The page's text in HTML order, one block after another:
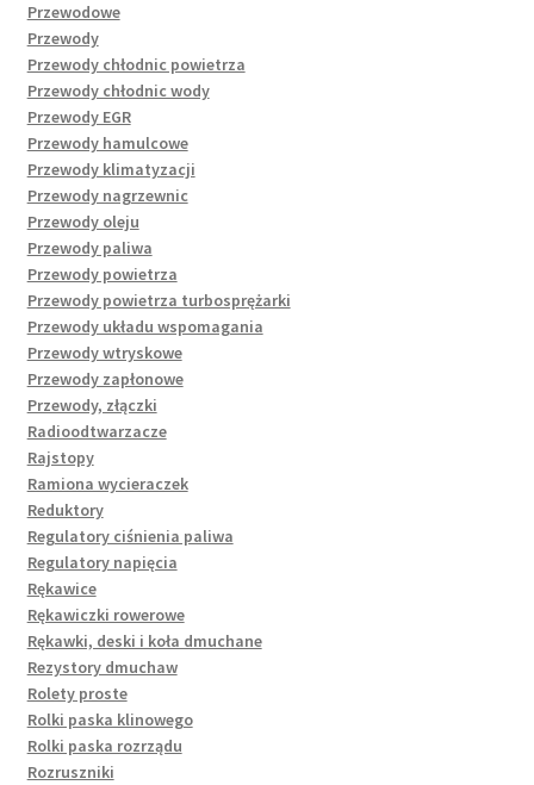
Przewodowe
Przewody
Przewody chłodnic powietrza
Przewody chłodnic wody
Przewody EGR
Przewody hamulcowe
Przewody klimatyzacji
Przewody nagrzewnic
Przewody oleju
Przewody paliwa
Przewody powietrza
Przewody powietrza turbosprężarki
Przewody układu wspomagania
Przewody wtryskowe
Przewody zapłonowe
Przewody, złączki
Radioodtwarzacze
Rajstopy
Ramiona wycieraczek
Reduktory
Regulatory ciśnienia paliwa
Regulatory napięcia
Rękawice
Rękawiczki rowerowe
Rękawki, deski i koła dmuchane
Rezystory dmuchaw
Rolety proste
Rolki paska klinowego
Rolki paska rozrządu
Rozruszniki